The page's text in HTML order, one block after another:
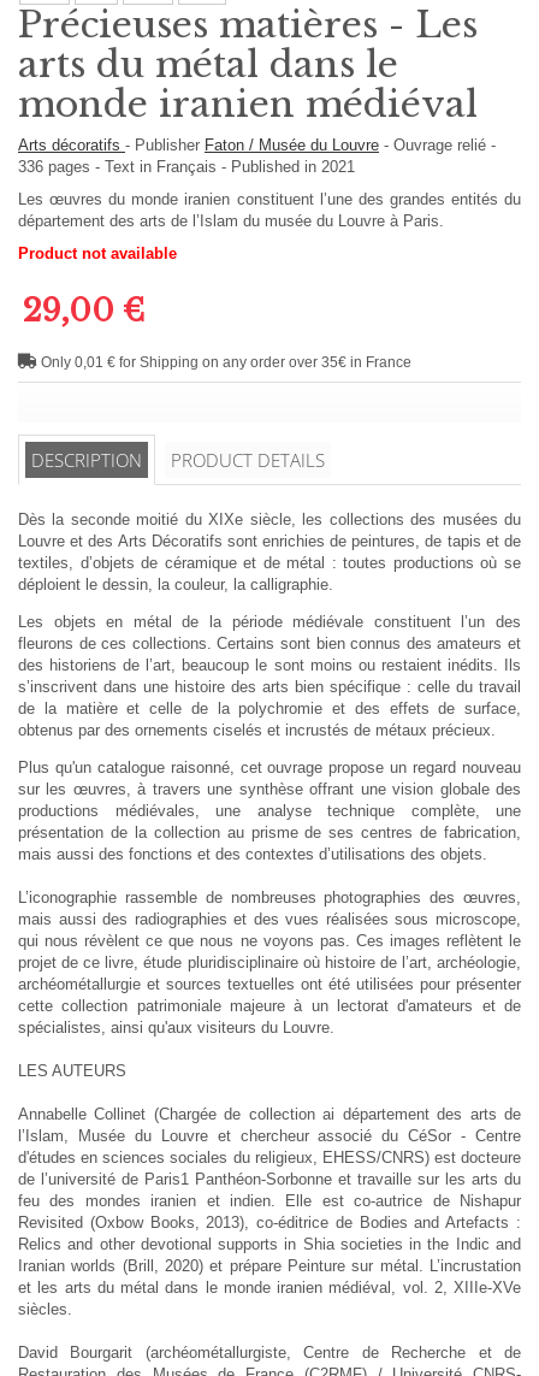
Précieuses matières - Les
arts du métal dans le
monde iranien médiéval
Arts décoratifs - Publisher Faton / Musée du Louvre - Ouvrage relié -
336 pages - Text in Français - Published in 2021
Les œuvres du monde iranien constituent l’une des grandes entités du
département des arts de l’Islam du musée du Louvre à Paris.
Product not available
29,00 €
Only 0,01 € for Shipping on any order over 35€ in France
DESCRIPTION PRODUCT DETAILS
Dès la seconde moitié du XIXe siècle, les collections des musées du
Louvre et des Arts Décoratifs sont enrichies de peintures, de tapis et de
textiles, d’objets de céramique et de métal : toutes productions où se
déploient le dessin, la couleur, la calligraphie.
Les objets en métal de la période médiévale constituent l’un des
fleurons de ces collections. Certains sont bien connus des amateurs et
des historiens de l’art, beaucoup le sont moins ou restaient inédits. Ils
s’inscrivent dans une histoire des arts bien spécifique : celle du travail
de la matière et celle de la polychromie et des effets de surface,
obtenus par des ornements ciselés et incrustés de métaux précieux.
Plus qu'un catalogue raisonné, cet ouvrage propose un regard nouveau
sur les œuvres, à travers une synthèse offrant une vision globale des
productions médiévales, une analyse technique complète, une
présentation de la collection au prisme de ses centres de fabrication,
mais aussi des fonctions et des contextes d’utilisations des objets.
L’iconographie rassemble de nombreuses photographies des œuvres,
mais aussi des radiographies et des vues réalisées sous microscope,
qui nous révèlent ce que nous ne voyons pas. Ces images reflètent le
projet de ce livre, étude pluridisciplinaire où histoire de l’art, archéologie,
archéométallurgie et sources textuelles ont été utilisées pour présenter
cette collection patrimoniale majeure à un lectorat d'amateurs et de
spécialistes, ainsi qu'aux visiteurs du Louvre.
LES AUTEURS
Annabelle Collinet (Chargée de collection ai département des arts de
l’Islam, Musée du Louvre et chercheur associé du CéSor - Centre
d'études en sciences sociales du religieux, EHESS/CNRS) est docteure
de l’université de Paris1 Panthéon-Sorbonne et travaille sur les arts du
feu des mondes iranien et indien. Elle est co-autrice de Nishapur
Revisited (Oxbow Books, 2013), co-éditrice de Bodies and Artefacts :
Relics and other devotional supports in Shia societies in the Indic and
Iranian worlds (Brill, 2020) et prépare Peinture sur métal. L’incrustation
et les arts du métal dans le monde iranien médiéval, vol. 2, XIIIe-XVe
siècles.
David Bourgarit (archéométallurgiste, Centre de Recherche et de